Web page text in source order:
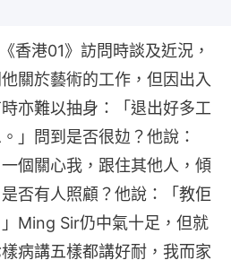
香港01》訪問時談及近況，
關於藝術的工作，但因出入
亦難以抽身：「退出好多工
」問到是否很攰？他說：
一個關心我，跟住其他人，傾
否有人照顧？他說：「教佢
」Ming Sir仍中氣十足，但就
病講五樣都講好耐，我而家